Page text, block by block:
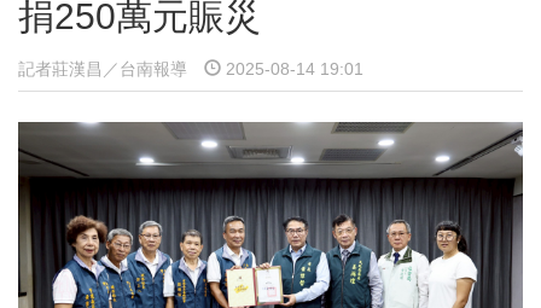
捐250萬元賑災
記者莊漢昌／台南報導 2025-08-14 19:01